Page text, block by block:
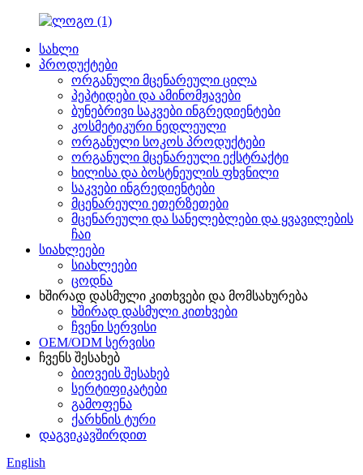
სახლი
პროდუქტები
ორგანული მცენარეული ცილა
პეპტიდები და ამინომჟავები
ბუნებრივი საკვები ინგრედიენტები
კოსმეტიკური ნედლეული
ორგანული სოკოს პროდუქტები
ორგანული მცენარეული ექსტრაქტი
ხილისა და ბოსტნეულის ფხვნილი
საკვები ინგრედიენტები
მცენარეული ეთერზეთები
მცენარეული და სანელებლები და ყვავილების
ჩაი
სიახლეები
სიახლეები
ცოდნა
ხშირად დასმული კითხვები და მომსახურება
ხშირად დასმული კითხვები
ჩვენი სერვისი
OEM/ODM სერვისი
ჩვენს შესახებ
ბიოვეის შესახებ
სერტიფიკატები
გამოფენა
ქარხნის ტური
დაგვიკავშირდით
English